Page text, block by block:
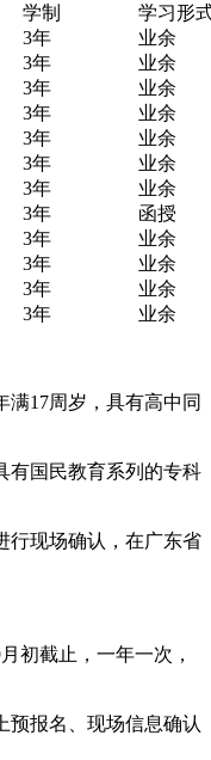
学制
学习形
3年
业余
3年
业余
3年
业余
3年
业余
3年
业余
3年
业余
3年
业余
3年
函授
3年
业余
3年
业余
3年
业余
3年 业余
17周岁，具有高中同
国民教育系列的专科
现场确认，在广东省
截止，一年一次，
报名、现场信息确认